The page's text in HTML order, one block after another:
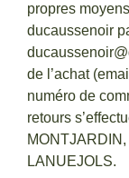
propres
ducaussenoir
de l’achat
numéro de
retours
LANUEJOLS.